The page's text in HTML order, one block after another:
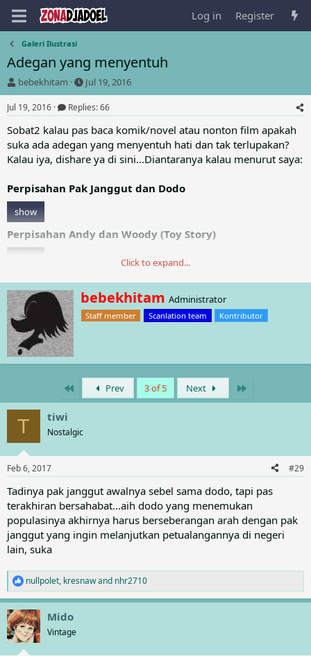
Log in Register
Galeri Ilustrasi
Adegan yang menyentuh
T
h
r
e
a
d
s
r
t
e
r
bebekhitam
S
t
a
r
t
d
a
Jul 19, 2016
Jul 19, 2016 Replies: 66
Sobat2 kalau pas baca komik/novel atau nonton film apakah
suka ada adegan yang menyentuh hati dan tak terlupakan?
Kalau iya, dishare ya di sini...Diantaranya kalau menurut saya:
Perpisahan Pak Janggut dan Dodo
show
Perpisahan Andy dan Woody (Toy Story)
R
e
a
c
t
i
:
nullpolet ,zakaria,yudiantoand 4 others
Click to expand...
W
r
i
b
bebekhitam Administrator
Staff member Scanlation team Kontributor
Prev 3 of 5 Next
T tiwi
Nostalgic
Feb 6, 2017 #29
Tadinya pak janggut awalnya sebel sama dodo, tapi pas
terakhiran bersahabat...aih dodo yang menemukan
populasinya akhirnya harus berseberangan arah dengan pak
janggut yang ingin melanjutkan petualangannya di negeri
lain, suka
R
e
a
c
t
i
nullpolet, kresnawand nhr2710
Mido
Vintage